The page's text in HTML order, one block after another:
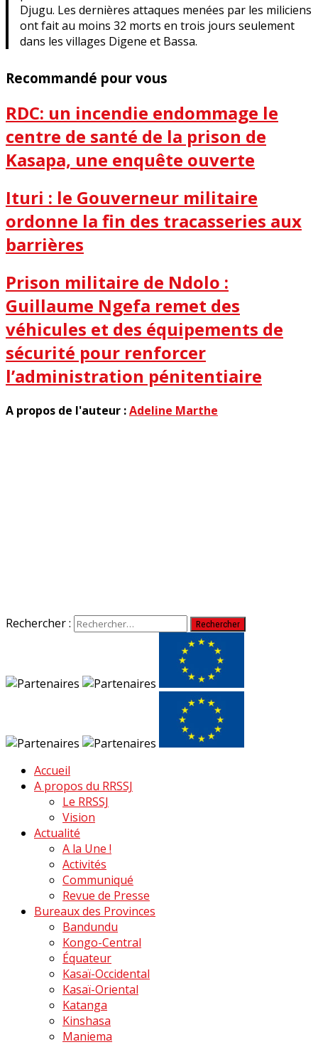
Djugu. Les dernières attaques menées par les miliciens
ont fait au moins 32 morts en trois jours seulement
dans les villages Digene et Bassa.
Recommandé pour vous
RDC: un incendie endommage le
centre de santé de la prison de
Kasapa, une enquête ouverte
Ituri : le Gouverneur militaire
ordonne la fin des tracasseries aux
barrières
Prison militaire de Ndolo :
Guillaume Ngefa remet des
véhicules et des équipements de
sécurité pour renforcer
l’administration pénitentiaire
A propos de l'auteur :Adeline Marthe
Rechercher :
Accueil
A propos du RRSSJ
Le RRSSJ
Vision
Actualité
A la Une !
Activités
Communiqué
Revue de Presse
Bureaux des Provinces
Bandundu
Kongo-Central
Équateur
Kasaï-Occidental
Kasaï-Oriental
Katanga
Kinshasa
Maniema